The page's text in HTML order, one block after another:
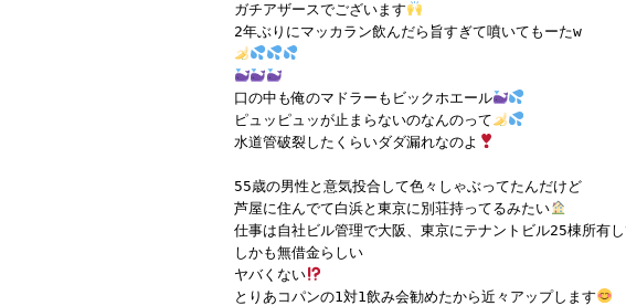
ガチアザースでございます
2年ぶりにマッカラン飲んだら旨すぎて噴いてもーたw
口の中も俺のマドラーもビックホエール
ピュッピュッが止まらないのなんのって
水道管破裂したくらいダダ漏れなのよ
55歳の男性と意気投合して色々しゃぶってたんだけど
芦屋に住んでて白浜と東京に別荘持ってるみたい
仕事は自社ビル管理で大阪、東京にテナントビル25棟所有
しかも無借金らしい
ヤバくない
とりあコパンの1対1飲み会勧めたから近々アップします